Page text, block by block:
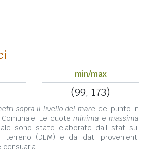
min/max
(99, 173)
sopra il livello del mare del punto in
Le quote minima e massima
sono state elaborate dall'Istat sul
terreno (DEM) e dai dati provenienti
censuaria.